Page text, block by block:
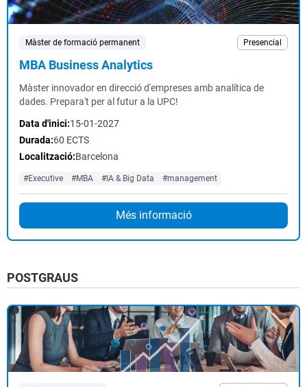
Màster de formació permanent Presencial
MBA Business Analytics
Màster innovador en direcció d'empreses amb analítica de
dades. Prepara't per al futur a la UPC!
Data d'inici:15-01-2027
Durada:60 ECTS
Localització:Barcelona
#Executive #MBA #IA & Big Data #management
Més informació
POSTGRAUS